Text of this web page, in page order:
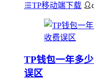
TP移动端下载
TP钱包一年多
误区